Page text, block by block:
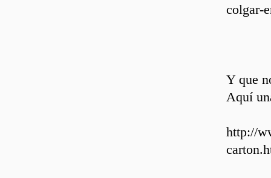
colgar-
Y que
Aquí
http://